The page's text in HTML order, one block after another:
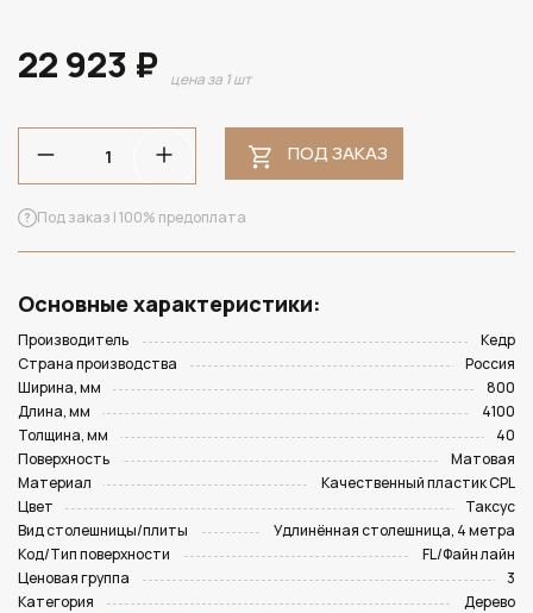
22 923 ₽ цена за 1 шт
ПОД ЗАКАЗ
Под заказ | 100% предоплата
Основные характеристики:
Производитель
Кедр
Страна производства
Россия
Ширина, мм
800
Длина, мм
4100
Толщина, мм
40
Поверхность
Матовая
Материал
Качественный пластик CPL
Цвет
Таксус
Вид столешницы/плиты
Удлинённая столешница, 4 метра
Код/Тип поверхности
FL/Файн лайн
Ценовая группа
3
Категория
Дерево